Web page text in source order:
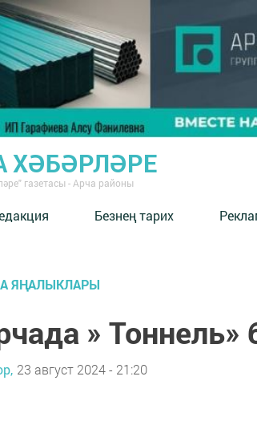
ХӘБӘРЛӘРЕ
газетасы - Арча районы
Безнең тарих
ЯҢАЛЫКЛАРЫ
» Тоннель»
23 август 2024 - 21:20